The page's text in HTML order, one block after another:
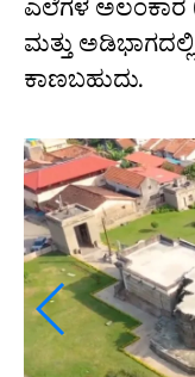
ಎಲೆಗಳ ಅಲಂಕಾರ
ಮತ್ತು
ಕಾಣಬಹುದು.